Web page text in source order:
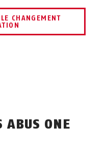
CHANGEMENT
ABUS ONE